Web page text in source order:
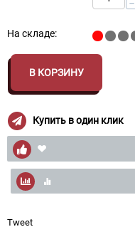
−
На складе:
В КОРЗИНУ
Купить в один клик
Tweet